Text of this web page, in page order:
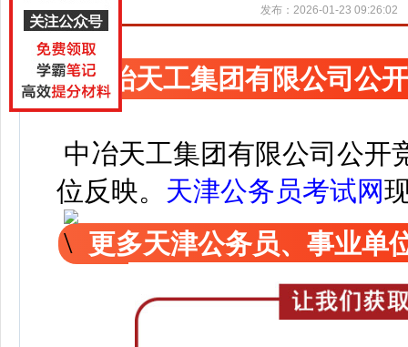
发布：2026-01-23 09:26:02
中冶天工集团有限公司公
中冶天工集团有限公司公开
位反映。 天津公务员考试网
更多天津公务员、事业单